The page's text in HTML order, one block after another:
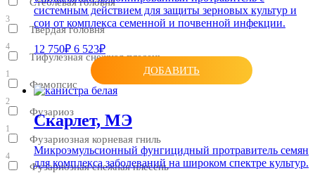
3
Твердая головня
4
Тифулезная снежная плесень
1
Фомопсис
2
Фузариоз
1
Фузариозная корневая гниль
4
Фузариозная снежная плесень
системным действием для защиты зерновых культур и
сои от комплекса семенной и почвенной инфекции.
12 750₽ 6 523₽
ДОБАВИТЬ
Скарлет, МЭ
Микроэмульсионный фунгицидный протравитель семян
для комплекса заболеваний на широком спектре культур.